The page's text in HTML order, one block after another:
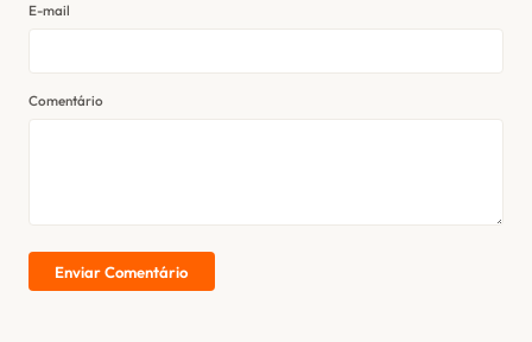
E-mail
Comentário
Enviar Comentário